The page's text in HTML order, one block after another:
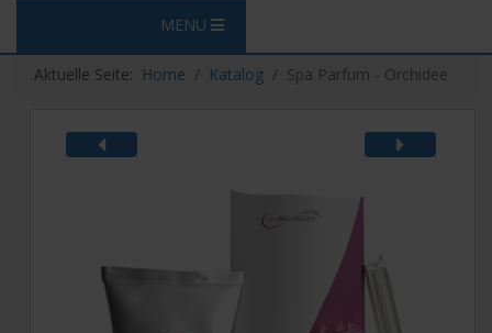
MENU
Aktuelle Seite: Home Katalog Spa Parfum - Orchidee